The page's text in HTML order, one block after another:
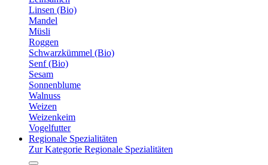
Linsen (Bio)
Mandel
Müsli
Roggen
Schwarzkümmel (Bio)
Senf (Bio)
Sesam
Sonnenblume
Walnuss
Weizen
Weizenkeim
Vogelfutter
Regionale Spezialitäten
Zur Kategorie Regionale Spezialitäten